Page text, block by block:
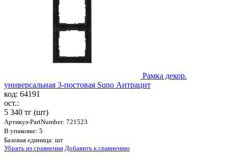
Рамка декор.
универсальная 3-постовая Suno Антрацит
код: 64191
ост.:
5 340 тг (шт)
Артикул-PartNumber: 721523
В упаковке: 5
Базовая единица: шт
Убрать из сравнения Добавить к сравнению